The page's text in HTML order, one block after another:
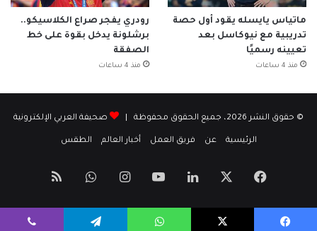
ماتياس يايسله يقود أول حصة
تدريبية مع نيوكاسل بعد
تعيينه رسميًا
منذ 4 ساعات
رودري يفجر صراع الكلاسيكو..
برشلونة يدخل بقوة على خط
الصفقة
منذ 4 ساعات
© حقوق النشر 2026، جميع الحقوق محفوظة | صحيفة العربي الإلكترونية
الرئيسية عن فريق العمل أخبار العالم الطقس
فيسبوك لينكدإن‫YouTubeانستقرامواتسابملخص
الموقع